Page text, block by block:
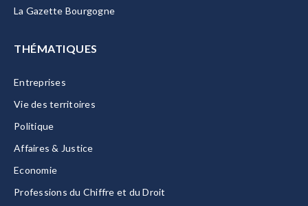
La Gazette Bourgogne
THÉMATIQUES
Entreprises
Vie des territoires
Politique
Affaires & Justice
Economie
Professions du Chiffre et du Droit